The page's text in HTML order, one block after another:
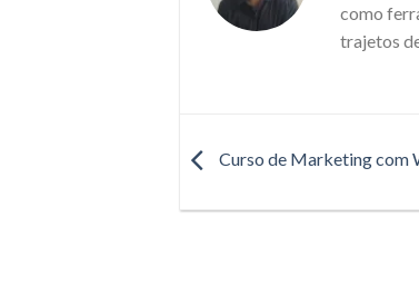
como
trajetos
Curso de Marketing com